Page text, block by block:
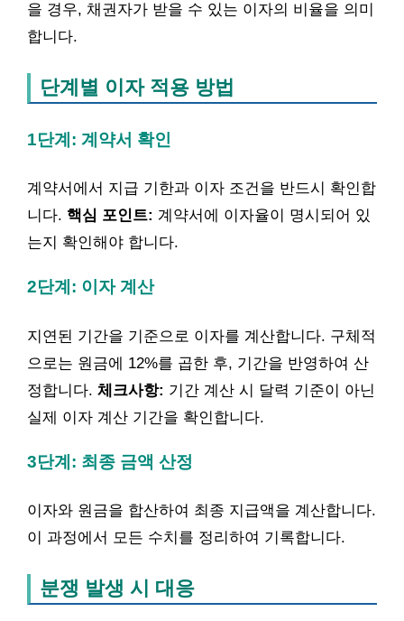
을 경우, 채권자가 받을 수 있는 이자의 비율을 의미
합니다.
단계별 이자 적용 방법
1단계: 계약서 확인
계약서에서 지급 기한과 이자 조건을 반드시 확인합
니다. 핵심 포인트: 계약서에 이자율이 명시되어 있
는지 확인해야 합니다.
2단계: 이자 계산
지연된 기간을 기준으로 이자를 계산합니다. 구체적
으로는 원금에 12%를 곱한 후, 기간을 반영하여 산
정합니다. 체크사항: 기간 계산 시 달력 기준이 아닌
실제 이자 계산 기간을 확인합니다.
3단계: 최종 금액 산정
이자와 원금을 합산하여 최종 지급액을 계산합니다.
이 과정에서 모든 수치를 정리하여 기록합니다.
분쟁 발생 시 대응